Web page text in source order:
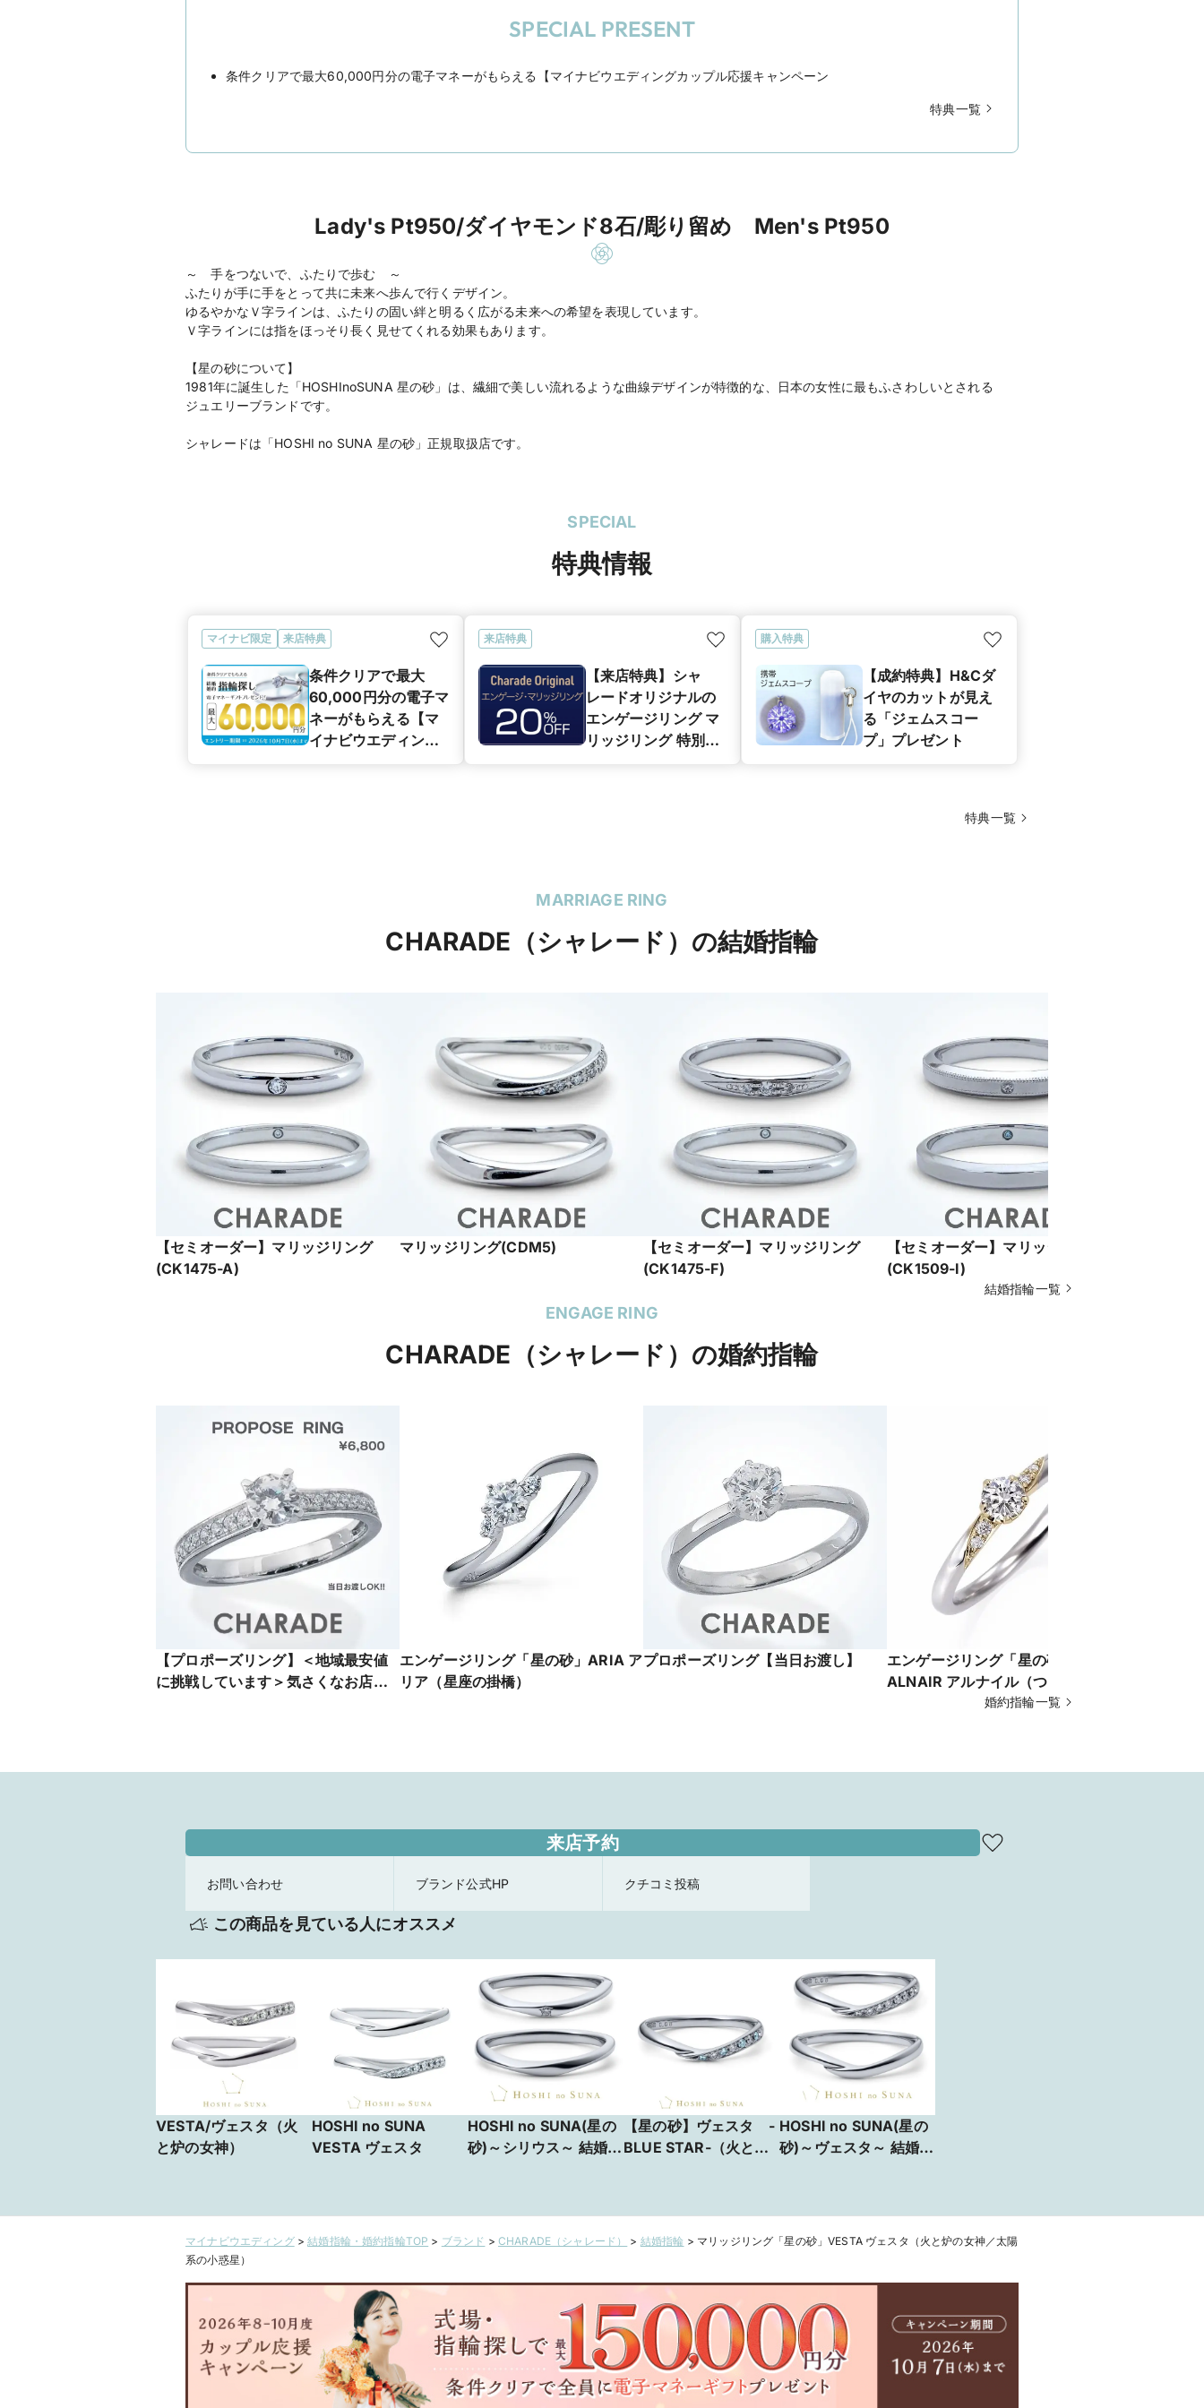
SPECIAL PRESENT
条件クリアで最大60,000円分の電子マネーがもらえる【マイナビウエディングカップル応援キャンペーン
特典一覧
Lady's Pt950/ダイヤモンド8石/彫り留め Men's Pt950
～ 手をつないで、ふたりで歩む ～
ふたりが手に手をとって共に未来へ歩んで行くデザイン。
ゆるやかなＶ字ラインは、ふたりの固い絆と明るく広がる未来への希望を表現しています。
Ｖ字ラインには指をほっそり長く見せてくれる効果もあります。
【星の砂について】
1981年に誕生した「HOSHInoSUNA 星の砂」は、繊細で美しい流れるような曲線デザインが特徴的な、日本の女性に最もふさわしいとされる
ジュエリーブランドです。
シャレードは「HOSHI no SUNA 星の砂」正規取扱店です。
SPECIAL
特典情報
マイナビ限定 来店特典
条件クリアで最大
60,000円分の電子マ
ネーがもらえる【マ
イナビウエディング
来店特典
【来店特典】シャ
レードオリジナルの
エンゲージリング マ
リッジリング 特別優
購入特典
【成約特典】H&Cダ
イヤのカットが見え
る「ジェムスコー
プ」プレゼント
特典一覧
MARRIAGE RING
CHARADE（シャレード）の結婚指輪
【セミオーダー】マリッジリング
(CK1475-A)
マリッジリング(CDM5)
【セミオーダー】マリッジリング
(CK1475-F)
【セミオーダー】マリッジリング
(CK1509-I)
結婚指輪一覧
ENGAGE RING
CHARADE（シャレード）の婚約指輪
【プロポーズリング】＜地域最安値
に挑戦しています＞気さくなお店で
エンゲージリング「星の砂」ARIA ア
リア（星座の掛橋）
プロポーズリング【当日お渡し】
エンゲージリング「星の砂」
ALNAIR アルナイル（つる座）
婚約指輪一覧
来店予約
お問い合わせ ブランド公式HP クチコミ投稿
この商品を見ている人にオススメ
VESTA/ヴェスタ（火
と炉の女神）
HOSHI no SUNA
VESTA ヴェスタ
HOSHI no SUNA(星の
砂)～シリウス～ 結婚指
宿・上野御徒町・横浜
元町・大宮・名古屋
【星の砂】ヴェスタ -
BLUE STAR-（火と炉
で、ふたりで歩む ～
HOSHI no SUNA(星の
砂)～ヴェスタ～ 結婚指
宿・上野御徒町・横浜
元町・大宮・名古屋
マイナビウエディング>結婚指輪・婚約指輪TOP > ブランド > CHARADE（シャレード） > 結婚指輪 > マリッジリング「星の砂」VESTA ヴェスタ（火と炉の女神／太陽
系の小惑星）